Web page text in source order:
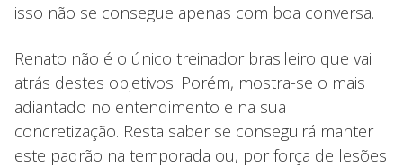
isso não se consegue apenas com boa conversa.
Renato não é o único treinador brasileiro que vai
atrás destes objetivos. Porém, mostra-se o mais
adiantado no entendimento e na sua
concretização. Resta saber se conseguirá manter
este padrão na temporada ou, por força de lesões